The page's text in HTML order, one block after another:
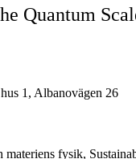
Quantum
1, Albanovägen 26
materiens fysik,